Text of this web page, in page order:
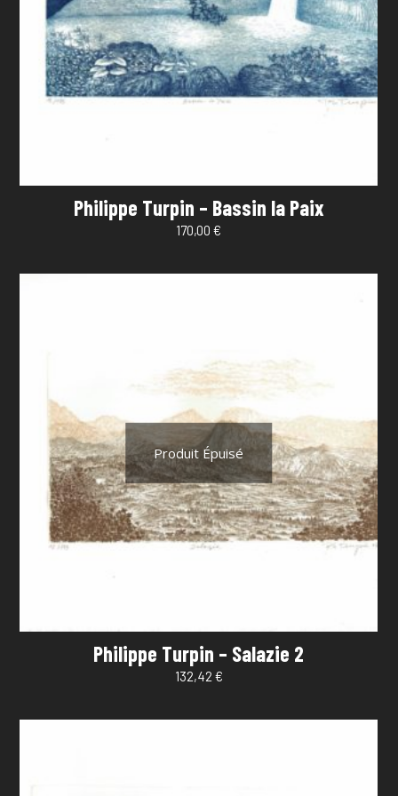
Philippe Turpin – Bassin la Paix
170,00 €
Produit Épuisé
Philippe Turpin – Salazie 2
132,42 €